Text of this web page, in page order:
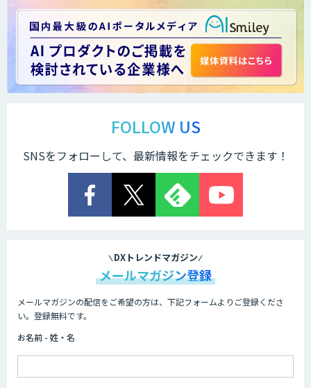
Docify（ドシファイ）
Cogent AI Cabinet
imprai ezKotae
FOLLOW US
SNSをフォローして、最新情報をチェックできます！
DXトレンドマガジン
メールマガジン登録
メールマガジンの配信をご希望の方は、下記フォームよりご登録くださ
い。登録無料です。
お名前 - 姓・名